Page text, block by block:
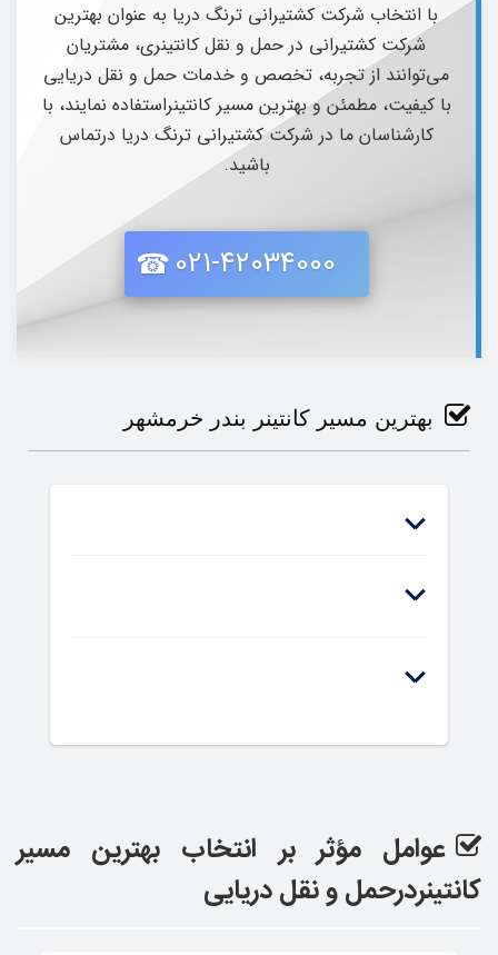
با انتخاب شرکت کشتیرانی ترنگ دریا به عنوان بهترین
شرکت کشتیرانی در حمل و نقل کانتینری، مشتریان
می‌توانند از تجربه، تخصص و خدمات حمل و نقل دریایی
با کیفیت، مطمئن و بهترین مسیر کانتینراستفاده نمایند، با
کارشناسان ما در شرکت کشتیرانی ترنگ دریا درتماس
باشید.
021-42034000
بهترین مسیر کانتینر بندر خرمشهر
عوامل مؤثر بر انتخاب بهترین مسیر
کانتینردرحمل و نقل دریایی